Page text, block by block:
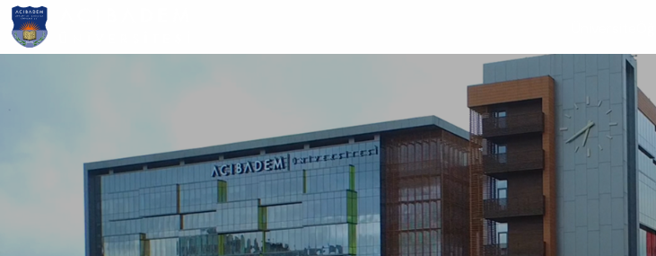
Ana
içeriğe
atla